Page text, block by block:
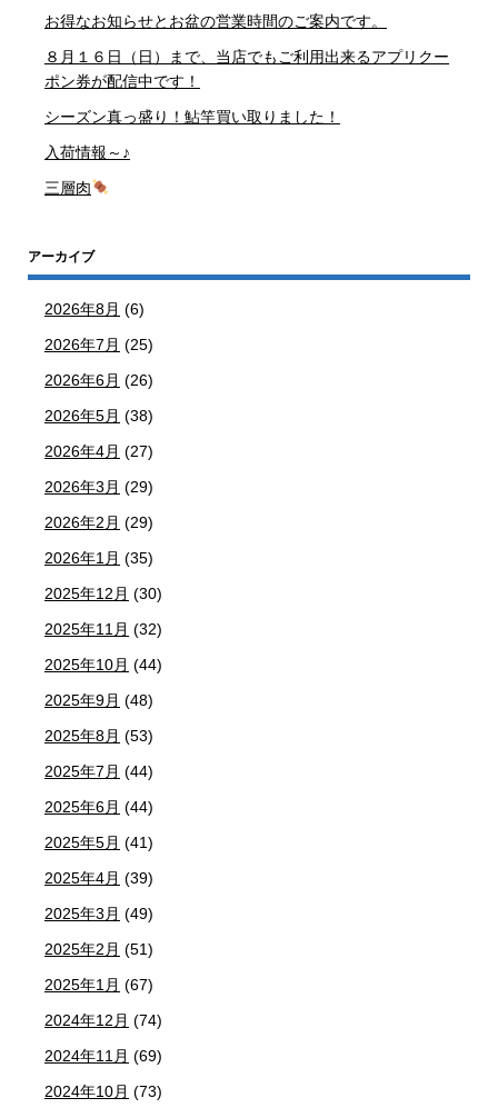
お得なお知らせとお盆の営業時間のご案内です。
８月１６日（日）まで、当店でもご利用出来るアプリクー
ポン券が配信中です！
シーズン真っ盛り！鮎竿買い取りました！
入荷情報～♪
三層肉
アーカイブ
2026年8月 (6)
2026年7月 (25)
2026年6月 (26)
2026年5月 (38)
2026年4月 (27)
2026年3月 (29)
2026年2月 (29)
2026年1月 (35)
2025年12月 (30)
2025年11月 (32)
2025年10月 (44)
2025年9月 (48)
2025年8月 (53)
2025年7月 (44)
2025年6月 (44)
2025年5月 (41)
2025年4月 (39)
2025年3月 (49)
2025年2月 (51)
2025年1月 (67)
2024年12月 (74)
2024年11月 (69)
2024年10月 (73)